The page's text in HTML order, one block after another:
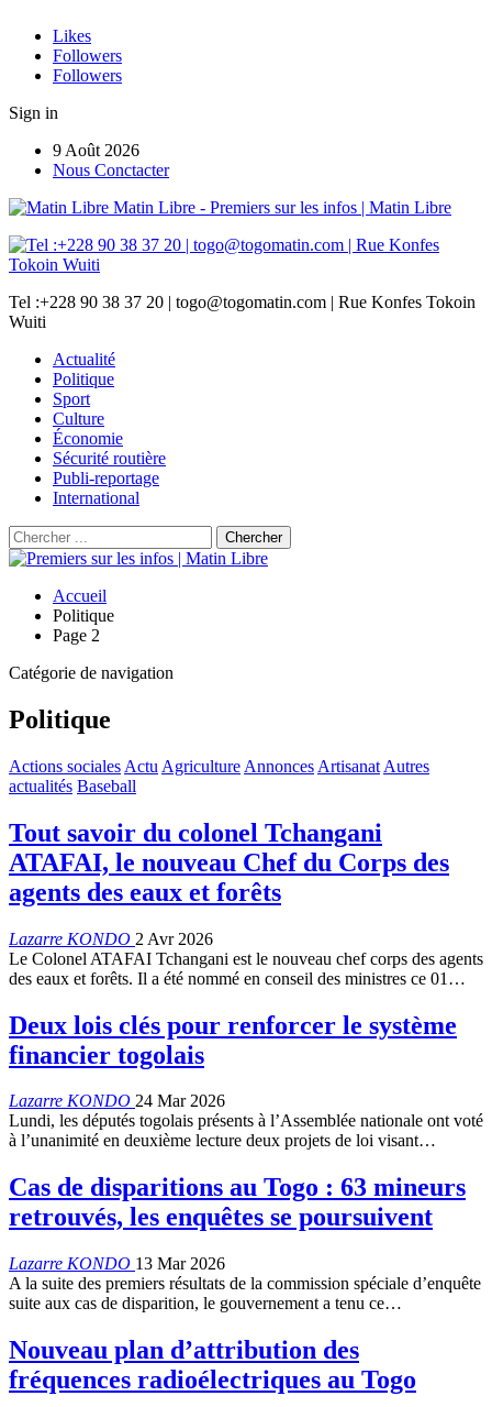
Likes
Followers
Followers
Sign in
9 Août 2026
Nous Conctacter
Matin Libre - Premiers sur les infos | Matin Libre
Tel :+228 90 38 37 20 | togo@togomatin.com | Rue Konfes Tokoin
Wuiti
Actualité
Politique
Sport
Culture
Économie
Sécurité routière
Publi-reportage
International
Accueil
Politique
Page 2
Catégorie de navigation
Politique
Actions sociales Actu Agriculture Annonces Artisanat Autres
actualités Baseball
Tout savoir du colonel Tchangani
ATAFAI, le nouveau Chef du Corps des
agents des eaux et forêts
Lazarre KONDO 2 Avr 2026
Le Colonel ATAFAI Tchangani est le nouveau chef corps des agents
des eaux et forêts. Il a été nommé en conseil des ministres ce 01…
Deux lois clés pour renforcer le système
financier togolais
Lazarre KONDO 24 Mar 2026
Lundi, les députés togolais présents à l’Assemblée nationale ont voté
à l’unanimité en deuxième lecture deux projets de loi visant…
Cas de disparitions au Togo : 63 mineurs
retrouvés, les enquêtes se poursuivent
Lazarre KONDO 13 Mar 2026
A la suite des premiers résultats de la commission spéciale d’enquête
suite aux cas de disparition, le gouvernement a tenu ce…
Nouveau plan d’attribution des
fréquences radioélectriques au Togo